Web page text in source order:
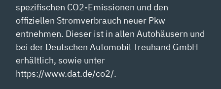
spezifischen CO2-Emissionen und den
offiziellen Stromverbrauch neuer Pkw
entnehmen. Dieser ist in allen Autohäusern und
bei der Deutschen Automobil Treuhand GmbH
erhältlich, sowie unter
https://www.dat.de/co2/.